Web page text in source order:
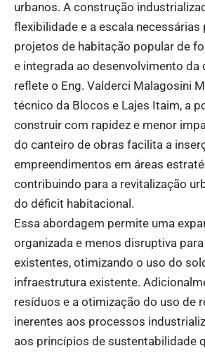
urbanos. A construção
flexibilidade e a escala
projetos de habitação popular de
e integrada ao desenvolvimento da
reflete o Eng. Valderci Malagosini
técnico da Blocos e Lajes Itaim, a
construir com rapidez e menor
do canteiro de obras facilita a
empreendimentos em áreas
contribuindo para a revitalização
do déficit habitacional.
Essa abordagem permite uma
organizada e menos disruptiva
existentes, otimizando o uso do
infraestrutura existente.
resíduos e a otimização do uso de
inerentes aos processos
aos princípios de sustentabilidade